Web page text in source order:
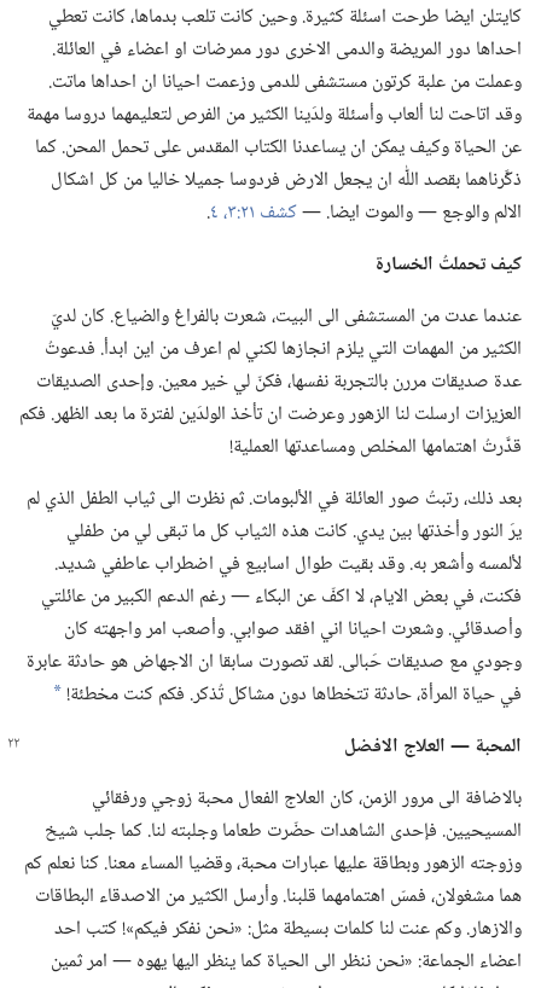
كايتلن ايضا طرحت اسئلة كثيرة.‏ وحين كانت تلعب بدماها،‏ كانت تعطي
احداها دور المريضة والدمى الاخرى دور ممرضات او اعضاء في العائلة.‏
وعملت من علبة كرتون مستشفى للدمى وزعمت احيانا ان احداها ماتت.‏
وقد اتاحت لنا ألعاب وأسئلة ولدَينا الكثير من الفرص لتعليمهما دروسا مهمة
عن الحياة وكيف يمكن ان يساعدنا الكتاب المقدس على تحمل المحن.‏ كما
ذكَّرناهما بقصد اللّٰه ان يجعل الارض فردوسا جميلا خاليا من كل اشكال
الالم والوجع —‏ والموت ايضا.‏ —‏كشف ٢١:‏٣،‏ ٤
‏.‏
كيف تحملتُ الخسارة
عندما عدت من المستشفى الى البيت،‏ شعرت بالفراغ والضياع.‏ كان لديّ
الكثير من المهمات التي يلزم انجازها لكني لم اعرف من اين ابدأ.‏ فدعوتُ
عدة صديقات مررن بالتجربة نفسها،‏ فكنّ لي خير معين.‏ وإحدى الصديقات
العزيزات ارسلت لنا الزهور وعرضت ان تأخذ الولدَين لفترة ما بعد الظهر.‏ فكم
قدَّرتُ اهتمامها المخلص ومساعدتها العملية!‏
بعد ذلك،‏ رتبتُ صور العائلة في الألبومات.‏ ثم نظرت الى ثياب الطفل الذي لم
يرَ النور وأخذتها بين يدي.‏ كانت هذه الثياب كل ما تبقى لي من طفلي
لألمسه وأشعر به.‏ وقد بقيت طوال اسابيع في اضطراب عاطفي شديد.‏
فكنت،‏ في بعض الايام،‏ لا اكفّ عن البكاء —‏ رغم الدعم الكبير من عائلتي
وأصدقائي.‏ وشعرت احيانا اني افقد صوابي.‏ وأصعب امر واجهته كان
وجودي مع صديقات حَبالى.‏ لقد تصورت سابقا ان الاجهاض هو حادثة عابرة
في حياة المرأة،‏ حادثة تتخطاها دون مشاكل تُذكر.‏ فكم كنت مخطئة!‏*
المحبة —‏ العلاج الافضل
بالاضافة الى مرور الزمن،‏ كان العلاج الفعال محبة زوجي ورفقائي
المسيحيين.‏ فإحدى الشاهدات حضّرت طعاما وجلبته لنا.‏ كما جلب شيخ
وزوجته الزهور وبطاقة عليها عبارات محبة،‏ وقضيا المساء معنا.‏ كنا نعلم كم
هما مشغولان،‏ فمسّ اهتمامهما قلبنا.‏ وأرسل الكثير من الاصدقاء البطاقات
والازهار.‏ وكم عنت لنا كلمات بسيطة مثل:‏ «نحن نفكر فيكم»!‏ كتب احد
اعضاء الجماعة:‏ «نحن ننظر الى الحياة كما ينظر اليها يهوه —‏ امر ثمين